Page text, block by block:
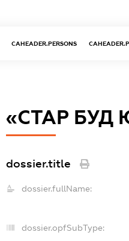
CAHEADER.PERSONS
«СТАР БУД
dossier.title
dossier.fullName:
dossier.opfSubType: